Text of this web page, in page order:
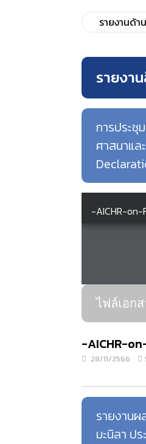
รายงานด้า
รายงา
การประ
ศาสนาแ
ไฟล์เอก
-AICHR-
28/11/2566
รายงาน
มะนิลา ป